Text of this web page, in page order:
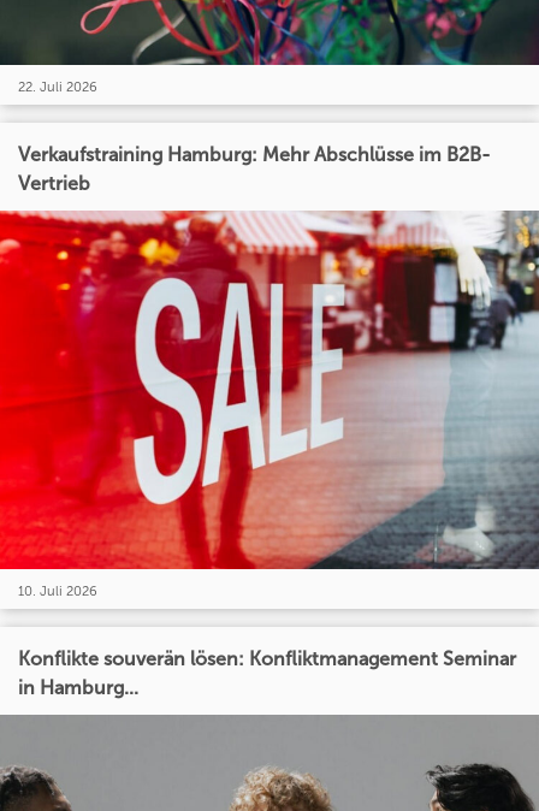
22. Juli 2026
Verkaufstraining Hamburg: Mehr Abschlüsse im B2B-
Vertrieb
10. Juli 2026
Konflikte souverän lösen: Konfliktmanagement Seminar
in Hamburg...